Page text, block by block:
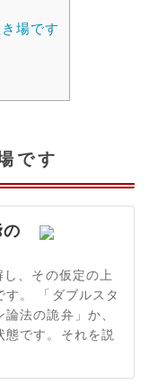
場です
です
、その仮定の上
す。 「ダブルスタ
法の詭弁」か、
態です。それを説